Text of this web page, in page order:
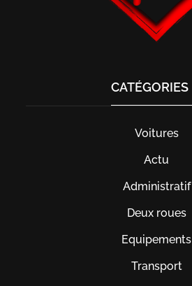
CATÉGORIES
Voitures
Actu
Administratif
Deux roues
Equipements
Transport